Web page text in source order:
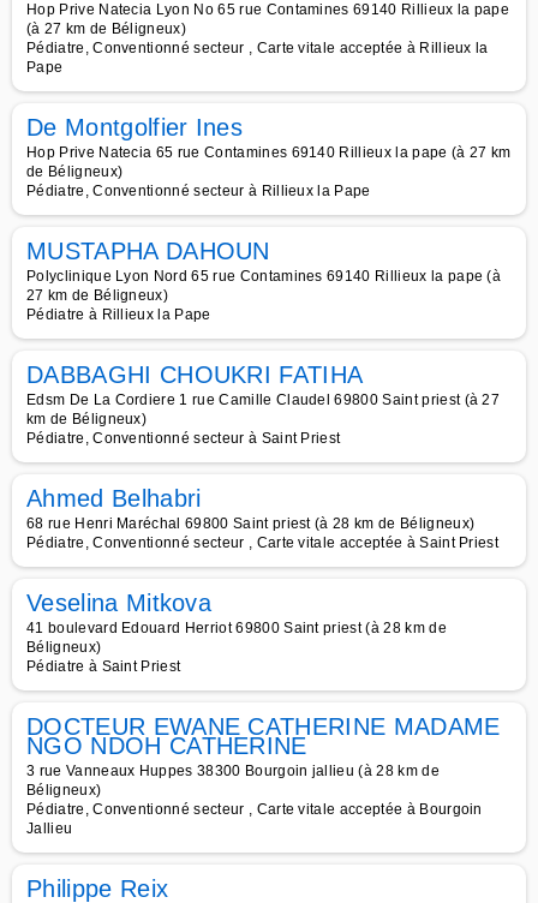
Hop Prive Natecia Lyon No 65 rue Contamines 69140 Rillieux la pape
(à 27 km de Béligneux)
Pédiatre, Conventionné secteur , Carte vitale acceptée à Rillieux la
Pape
De Montgolfier Ines
Hop Prive Natecia 65 rue Contamines 69140 Rillieux la pape (à 27 km
de Béligneux)
Pédiatre, Conventionné secteur à Rillieux la Pape
MUSTAPHA DAHOUN
Polyclinique Lyon Nord 65 rue Contamines 69140 Rillieux la pape (à
27 km de Béligneux)
Pédiatre à Rillieux la Pape
DABBAGHI CHOUKRI FATIHA
Edsm De La Cordiere 1 rue Camille Claudel 69800 Saint priest (à 27
km de Béligneux)
Pédiatre, Conventionné secteur à Saint Priest
Ahmed Belhabri
68 rue Henri Maréchal 69800 Saint priest (à 28 km de Béligneux)
Pédiatre, Conventionné secteur , Carte vitale acceptée à Saint Priest
Veselina Mitkova
41 boulevard Edouard Herriot 69800 Saint priest (à 28 km de
Béligneux)
Pédiatre à Saint Priest
DOCTEUR EWANE CATHERINE MADAME
NGO NDOH CATHERINE
3 rue Vanneaux Huppes 38300 Bourgoin jallieu (à 28 km de
Béligneux)
Pédiatre, Conventionné secteur , Carte vitale acceptée à Bourgoin
Jallieu
Philippe Reix